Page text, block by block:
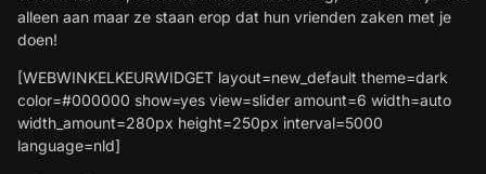
alleen aan maar ze staan erop dat hun vrienden zaken met je
doen!
[WEBWINKELKEURWIDGET layout=new_default theme=dark
color=#000000 show=yes view=slider amount=6 width=auto
width_amount=280px height=250px interval=5000
language=nld]